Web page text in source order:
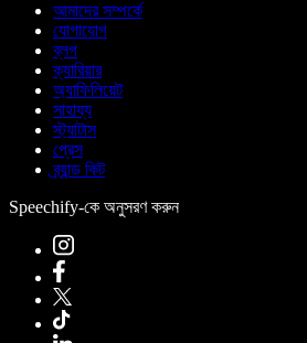
আমাদের সম্পর্কে
যোগাযোগ
ব্লগ
ক্যারিয়ার
অ্যাফিলিয়েট
সাহায্য
স্ট্যাটাস
প্রেস
ব্র্যান্ড কিট
Speechify-কে অনুসরণ করুন